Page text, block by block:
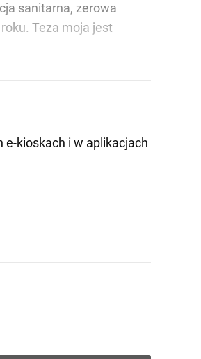
sanitarna, zerowa
Teza moja jest
e-kioskach i w aplikacjach